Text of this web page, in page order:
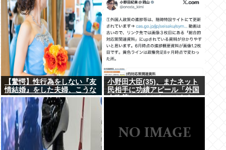
【驚愕】性行為をしない『友
情結婚』をした夫婦、こうな
る⇒･･･！！！
小野田大臣(35)、またネット
民相手に功績アピール「外国
人政策ちゃんとやってます」